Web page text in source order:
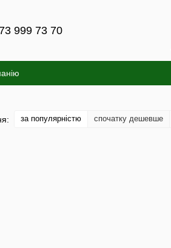
999 73 70
за популярністю спочатку дешевше